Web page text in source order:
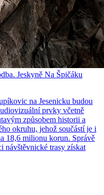
Jeskyně Na Špičáku
na Jesenicku budou
prvky včetně
způsobem historii a
okruhu, jehož součástí je i
18,6 milionu korun. Správě
návštěvnické trasy získat